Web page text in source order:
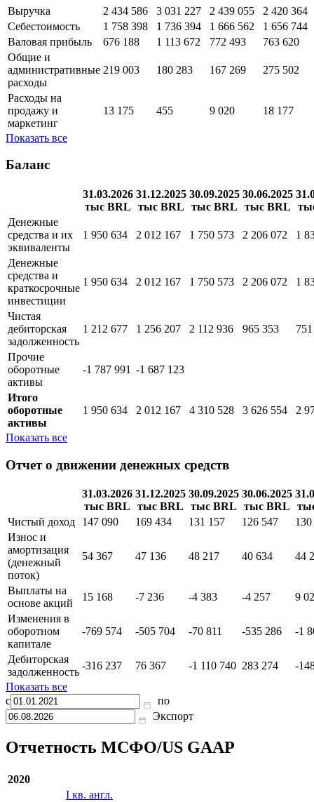
Выручка
2 434 586 3 031 227 2 439 055
2 420 364
Себестоимость
1 758 398 1 736 394 1 666 562
1 656 744
Валовая прибыль
676 188 1 113 672 772 493
763 620
Общие и
административные
расходы
219 003 180 283 167 269 275 502
Расходы на
продажу и
маркетинг
13 175 455 9 020 18 177
Показать все
Баланс
31.03.2026
тыс BRL
31.12.2025
тыс BRL
30.09.2025
тыс BRL
30.06.2025
тыс BRL
Денежные
средства и их
эквиваленты
1 950 634 2 012 167 1 750 573 2 206 072 1
Денежные
средства и
краткосрочные
инвестиции
1 950 634 2 012 167 1 750 573 2 206 072 1
Чистая
дебиторская
задолженность
1 212 677 1 256 207 2 112 936 965 353
Прочие
оборотные
активы
-1 787 991 -1 687 123
Итого
оборотные
активы
1 950 634 2 012 167 4 310 528 3 626 554 2
Показать все
Отчет о движении денежных средств
31.03.2026
тыс BRL
31.12.2025
тыс BRL
30.09.2025
тыс BRL
30.06.2025
тыс BRL
Чистый доход
147 090 169 434 131 157 126 547
Износ и
амортизация
(денежный
поток)
54 367 47 136 48 217 40 634 44
Выплаты на
основе акций
15 168 -7 236 -4 383 -4 257
9
Изменения в
оборотном
капитале
-769 574 -505 704 -70 811 -535 286 -1
Дебиторская
задолженность
-316 237 76 367 -1 110 740 283 274
-
Показать все
с
по
Экспорт
Отчетность МСФО/US GAAP
2020
I кв. англ.